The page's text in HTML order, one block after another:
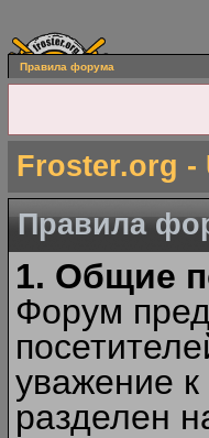
Правила форума
Froster.org -
Правила
1. Общие
Форум
уважение
разделен